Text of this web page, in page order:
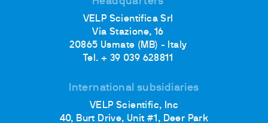
VELP Scientifica Srl
Via Stazione, 16
20865 Usmate (MB) - Italy
Tel. + 39 039 628811
International subsidiaries
VELP Scientific, Inc
40, Burt Drive, Unit #1, Deer Park